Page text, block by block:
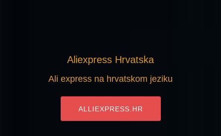
Aliexpress Hrvatska
Ali express na hrvatskom jeziku
ALLIEXPRESS.HR